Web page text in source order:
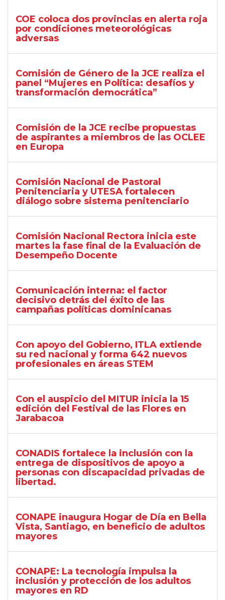
COE coloca dos provincias en alerta roja
por condiciones meteorológicas
adversas
Comisión de Género de la JCE realiza el
panel “Mujeres en Política: desafíos y
transformación democrática”
Comisión de la JCE recibe propuestas
de aspirantes a miembros de las OCLEE
en Europa
Comisión Nacional de Pastoral
Penitenciaria y UTESA fortalecen
diálogo sobre sistema penitenciario
Comisión Nacional Rectora inicia este
martes la fase final de la Evaluación de
Desempeño Docente
Comunicación interna: el factor
decisivo detrás del éxito de las
campañas políticas dominicanas
Con apoyo del Gobierno, ITLA extiende
su red nacional y forma 642 nuevos
profesionales en áreas STEM
Con el auspicio del MITUR inicia la 15
edición del Festival de las Flores en
Jarabacoa
CONADIS fortalece la inclusión con la
entrega de dispositivos de apoyo a
personas con discapacidad privadas de
libertad.
CONAPE inaugura Hogar de Día en Bella
Vista, Santiago, en beneficio de adultos
mayores
CONAPE: La tecnología impulsa la
inclusión y protección de los adultos
mayores en RD